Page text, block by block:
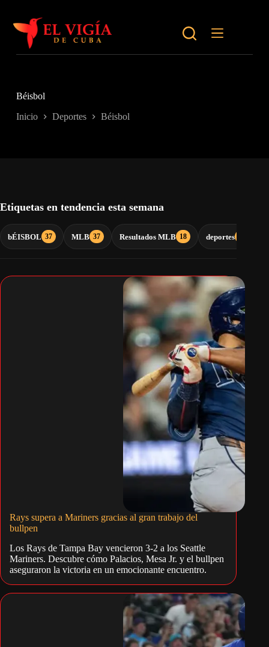
contenido
Béisbol
Inicio Deportes Béisbol
Etiquetas en tendencia esta semana
bÉISBOL 37 MLB 37 Resultados MLB 18 deportes
Rays supera a Mariners gracias al gran trabajo del
bullpen
Los Rays de Tampa Bay vencieron 3-2 a los Seattle
Mariners. Descubre cómo Palacios, Mesa Jr. y el bullpen
aseguraron la victoria en un emocionante encuentro.